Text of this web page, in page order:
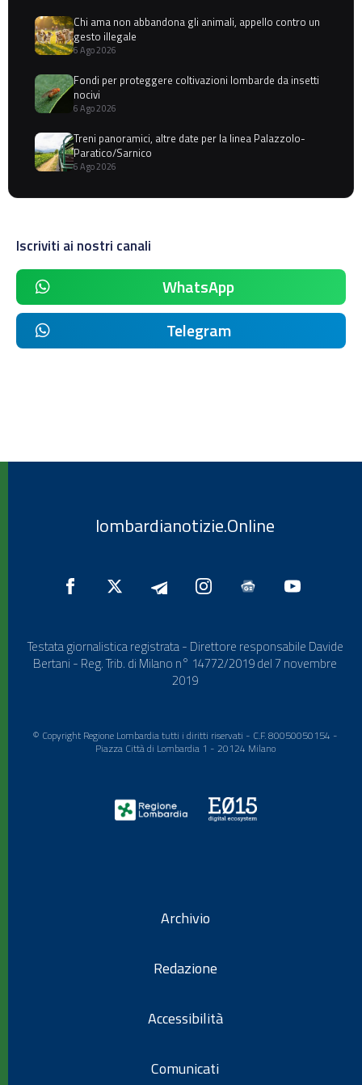
Chi ama non abbandona gli animali, appello contro un
gesto illegale
6 Ago 2026
Fondi per proteggere coltivazioni lombarde da insetti
nocivi
6 Ago 2026
Treni panoramici, altre date per la linea Palazzolo-
Paratico/Sarnico
6 Ago 2026
Iscriviti ai nostri canali
WhatsApp
Telegram
lombardianotizie.Online
Testata giornalistica registrata - Direttore responsabile Davide
Bertani - Reg. Trib. di Milano n° 14772/2019 del 7 novembre
2019
© Copyright Regione Lombardia tutti i diritti riservati - C.F. 80050050154 -
Piazza Città di Lombardia 1 - 20124 Milano
Archivio
Redazione
Accessibilità
Comunicati